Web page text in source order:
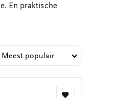
En praktische